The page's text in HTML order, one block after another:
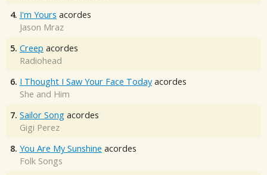
4. I'm Yours acordes
Jason Mraz
5. Creep acordes
Radiohead
6. I Thought I Saw Your Face Today acordes
She and Him
7. Sailor Song acordes
Gigi Perez
8. You Are My Sunshine acordes
Folk Songs